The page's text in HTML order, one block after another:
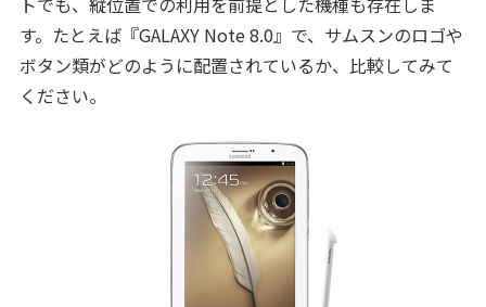
す。たとえば『GALAXY Note 8.0』で、サムスンのロゴや
ボタン類がどのように配置されているか、比較してみて
ください。